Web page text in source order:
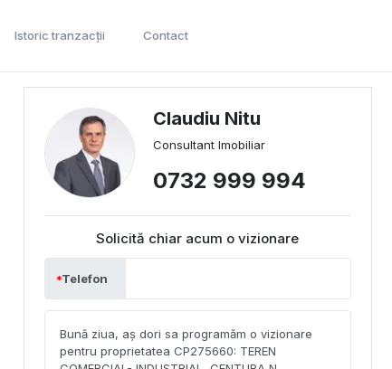
Istoric tranzacții Contact
Claudiu Nitu
Consultant Imobiliar
0732 999 994
Solicită chiar acum o vizionare
Telefon